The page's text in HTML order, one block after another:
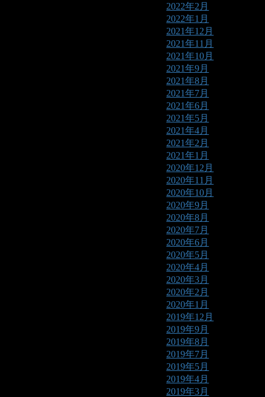
2022年2月
2022年1月
2021年12月
2021年11月
2021年10月
2021年9月
2021年8月
2021年7月
2021年6月
2021年5月
2021年4月
2021年2月
2021年1月
2020年12月
2020年11月
2020年10月
2020年9月
2020年8月
2020年7月
2020年6月
2020年5月
2020年4月
2020年3月
2020年2月
2020年1月
2019年12月
2019年9月
2019年8月
2019年7月
2019年5月
2019年4月
2019年3月